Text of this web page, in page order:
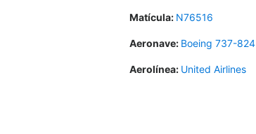
Matícula: N76516
Aeronave: Boeing 737-824
Aerolínea: United Airlines